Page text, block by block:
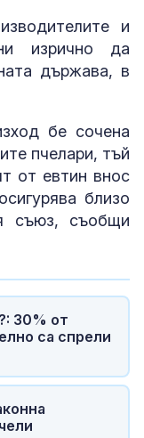
и
изрично да
държава, в
бе сочена
пчелари, тъй
от евтин внос
близо
съюз, съобщи
30% от
са спрели